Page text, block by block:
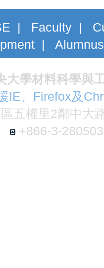
| Faculty |
| Alumnus
大學材料科學與
IE、Firefox及
區五權里2鄰中
+866-3-